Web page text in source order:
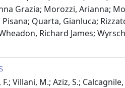
Grazia; Morozzi, Arianna;
Quarta, Gianluca;
Richard James;
Villani, M.; Aziz, S.; Calcagnile,